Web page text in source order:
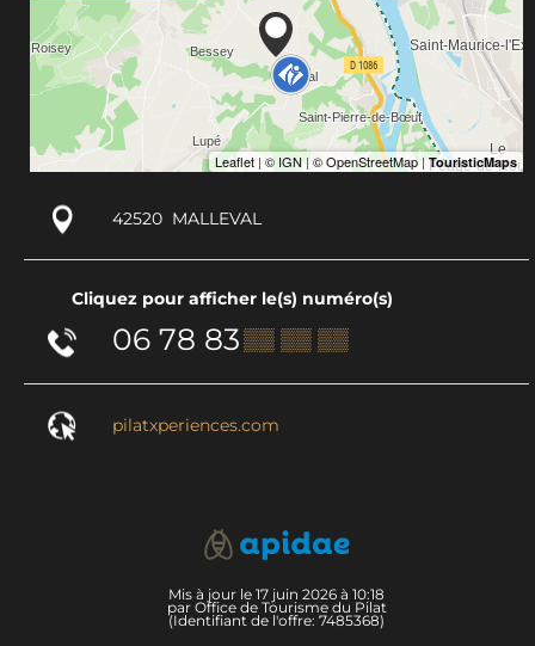
42520 MALLEVAL
Cliquez pour afficher le(s) numéro(s)
06 78 83▒▒ ▒▒ ▒▒
pilatxperiences.com
Mis à jour le 17 juin 2026 à 10:18
par Office de Tourisme du Pilat
(Identifiant de l'offre: 7485368)